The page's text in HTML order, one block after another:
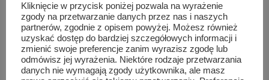
Podobne wpisy
Kliknięcie w przycisk poniżej pozwala na wyrażenie
zgody na przetwarzanie danych przez nas i naszych
partnerów, zgodnie z opisem powyżej. Możesz również
uzyskać dostęp do bardziej szczegółowych informacji i
zmienić swoje preferencje zanim wyrazisz zgodę lub
odmówisz jej wyrażenia. Niektóre rodzaje przetwarzania
danych nie wymagają zgody użytkownika, ale masz